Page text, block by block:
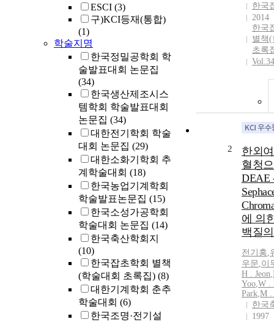
ESCI (3)
구)KCI등재(통합)
(1)
학술지명
한국정밀공학회 학
술발표대회 논문집
(34)
한국생산제조시스
템학회 학술발표대회
논문집 (34)
대한전기학회 학술
대회 논문집 (29)
대한소화기학회 추
계학술대회 (18)
한국농업기계학회
학술발표논문집 (15)
한국소성가공학회
학술대회 논문집 (14)
한국축산학회지
(10)
한국잡초학회 별책
(학술대회 초록집) (8)
대한기계학회 춘추
학술대회 (6)
한국조명·전기설
한국
2014
한국
별책
초록
2
한외
혈청
DEAE
에 의
백질
전기홍,
우문,이
H . Jeon,
Yoo,W .
Park,M .
한국
1997